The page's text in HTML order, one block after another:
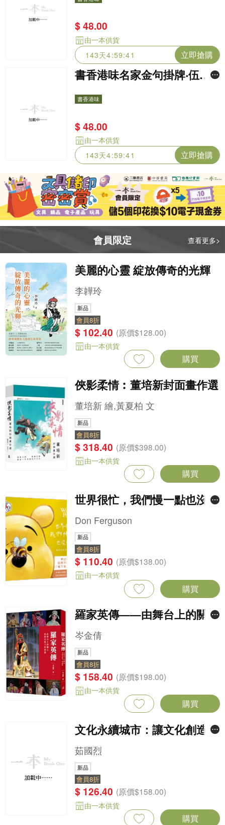
$ 48.00
由一本供貨
143天4:59:39
立即搶購
書香港味名家金句掛牌‧伍爾
書香港味
$ 48.00
由一本供貨
143天4:59:39
立即搶購
會員限定 查看更多>
美麗的心靈 綻放傳奇的光輝
李韡玲
新品
會員8折
$ 102.40 (原價$128.00)
由一本供貨
購買
俠影柔情︰董培新封面畫作選
董培新 繪,黃夏柏 文
新品
會員8折
$ 318.40 (原價$398.00)
由一本供貨
購買
世界很忙，我們慢一點也沒關
係：維尼的鬆弛感生活之道
Don Ferguson
新品
會員8折
$ 110.40 (原價$138.00)
由一本供貨
購買
羅家英傳——由舞台上的關公
到鎂光燈下的唐僧
岑金倩
新品
會員8折
$ 158.40 (原價$198.00)
由一本供貨
購買
文化永續城市：讓文化創造可
持續社會
茹國烈
新品
會員8折
$ 126.40 (原價$158.00)
由一本供貨
購買